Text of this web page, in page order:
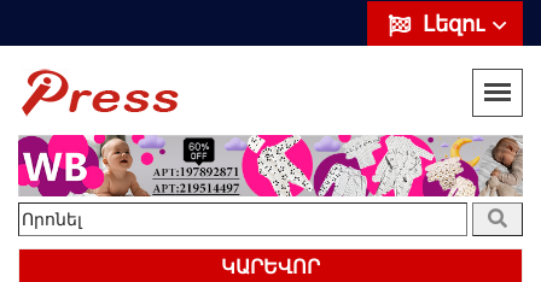
Լեզու
ԿԱՐԵՎՈՐ